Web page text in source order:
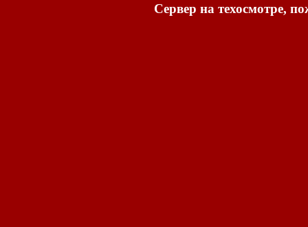
Сервер на техосмотре,